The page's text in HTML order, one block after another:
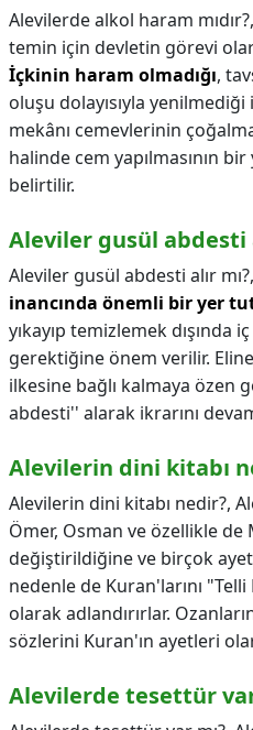
Alevilerde alkol haram mıdır?,
temin için devletin görevi
İçkinin haram olmadığı,
oluşu dolayısıyla
mekânı cemevlerinin
halinde cem yapılmasının
belirtilir.
Aleviler gusül abdesti
Aleviler gusül abdesti alır mı?,
inancında önemli bir yer
yıkayıp temizlemek dışında
gerektiğine önem verilir.
ilkesine bağlı kalmaya özen
abdesti'' alarak ikrarını
Alevilerin dini kitabı
Alevilerin dini kitabı nedir?,
Ömer, Osman ve özellikle de
değiştirildiğine ve birçok
nedenle de Kuran'larını
olarak adlandırırlar.
sözlerini Kuran'ın ayetleri
Alevilerde tesettür var